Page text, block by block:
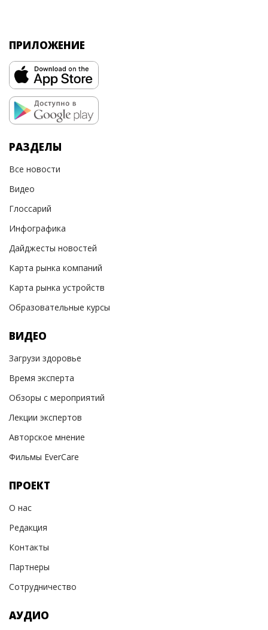
ПРИЛОЖЕНИЕ
РАЗДЕЛЫ
Все новости
Видео
Глоссарий
Инфографика
Дайджесты новостей
Карта рынка компаний
Карта рынка устройств
Образовательные курсы
ВИДЕО
Загрузи здоровье
Время эксперта
Обзоры с мероприятий
Лекции экспертов
Авторское мнение
Фильмы EverCare
ПРОЕКТ
О нас
Редакция
Контакты
Партнеры
Сотрудничество
АУДИО